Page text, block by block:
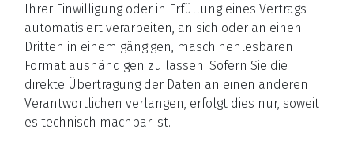
Ihrer Einwilligung oder in Erfüllung eines Vertrags
automatisiert verarbeiten, an sich oder an einen
Dritten in einem gängigen, maschinenlesbaren
Format aushändigen zu lassen. Sofern Sie die
direkte Übertragung der Daten an einen anderen
Verantwortlichen verlangen, erfolgt dies nur, soweit
es technisch machbar ist.